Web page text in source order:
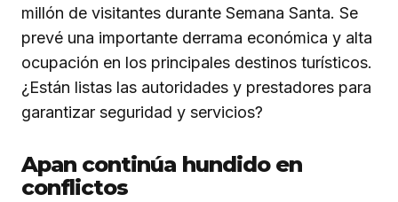
millón de visitantes durante Semana Santa. Se
prevé una importante derrama económica y alta
ocupación en los principales destinos turísticos.
¿Están listas las autoridades y prestadores para
garantizar seguridad y servicios?
Apan continúa hundido en
conflictos